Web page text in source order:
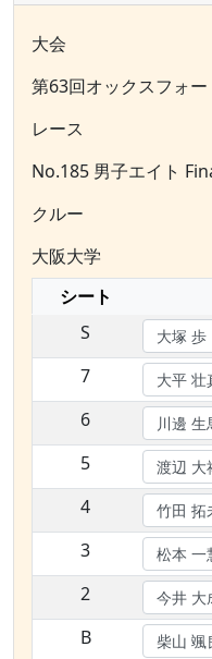
大会
第63回オックスフォ
レース
No.185 男子エイト
クルー
大阪大学
シート
S
7
6
5
4
3
2
B